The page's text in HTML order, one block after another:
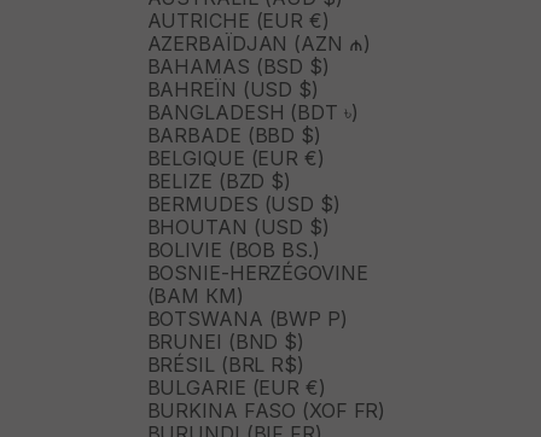
AUTRICHE (EUR €)
AZERBAÏDJAN (AZN ₼)
BAHAMAS (BSD $)
BAHREÏN (USD $)
BANGLADESH (BDT ৳)
BARBADE (BBD $)
BELGIQUE (EUR €)
BELIZE (BZD $)
BERMUDES (USD $)
BHOUTAN (USD $)
BOLIVIE (BOB BS.)
BOSNIE-HERZÉGOVINE
(BAM КМ)
BOTSWANA (BWP P)
BRUNEI (BND $)
BRÉSIL (BRL R$)
BULGARIE (EUR €)
BURKINA FASO (XOF FR)